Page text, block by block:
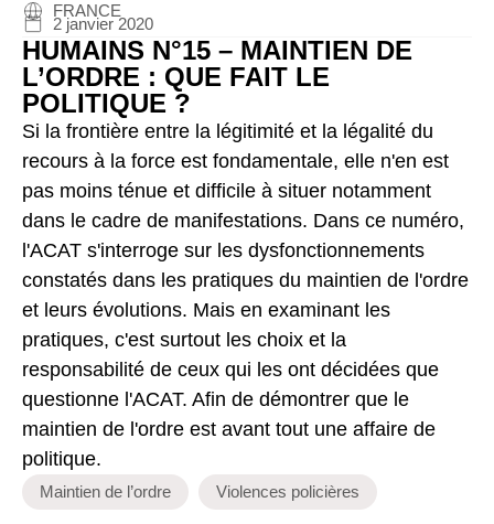
FRANCE
2 janvier 2020
HUMAINS N°15 – MAINTIEN DE
L’ORDRE : QUE FAIT LE
POLITIQUE ?
Si la frontière entre la légitimité et la légalité du
recours à la force est fondamentale, elle n'en est
pas moins ténue et difficile à situer notamment
dans le cadre de manifestations. Dans ce numéro,
l'ACAT s'interroge sur les dysfonctionnements
constatés dans les pratiques du maintien de l'ordre
et leurs évolutions. Mais en examinant les
pratiques, c'est surtout les choix et la
responsabilité de ceux qui les ont décidées que
questionne l'ACAT. Afin de démontrer que le
maintien de l'ordre est avant tout une affaire de
politique.
Maintien de l’ordre Violences policières